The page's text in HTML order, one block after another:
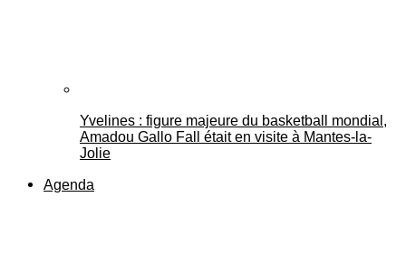
Yvelines : figure majeure du basketball mondial,
Amadou Gallo Fall était en visite à Mantes-la-
Jolie
Agenda